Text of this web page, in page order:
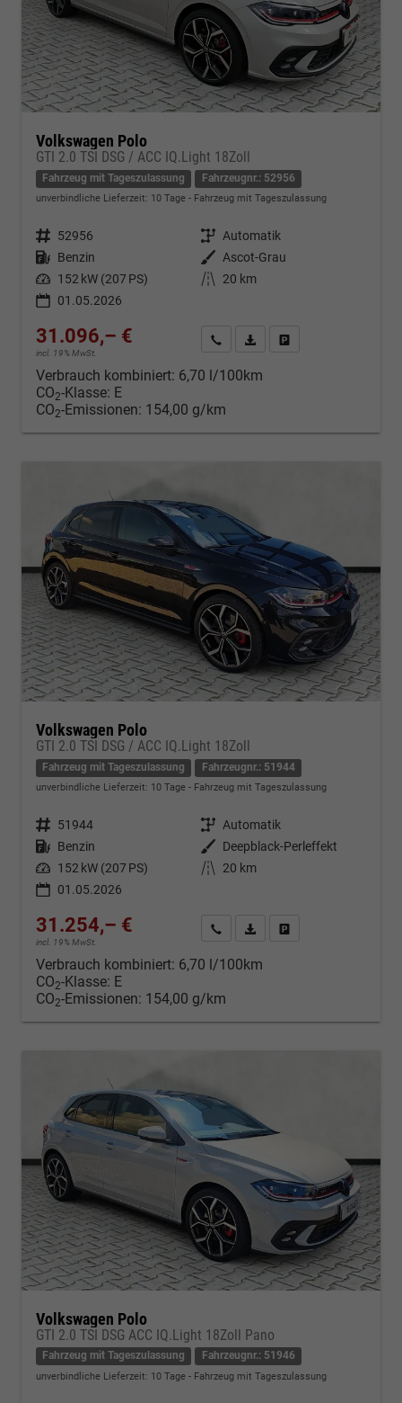
Volkswagen Polo
GTI 2.0 TSI DSG / ACC IQ.Light 18Zoll
Fahrzeug mit Tageszulassung Fahrzeugnr.: 52956
unverbindliche Lieferzeit: 10 Tage Fahrzeug mit Tageszulassung
Fahrzeugnr. 52956 Getriebe Automatik
Kraftstoff Benzin Außenfarbe Ascot-Grau
Leistung 152 kW (207 PS) Kilometerstand
20 km
01.05.2026
31.096,– €
incl. 19% MwSt.
Kontakt & Angebot anfordern
PDF-Datei, Fahrzeugexposé
Verbrauch kombiniert: 6,70 l/100km
CO2-Klasse: E
CO2-Emissionen: 154,00 g/km
Volkswagen Polo
GTI 2.0 TSI DSG / ACC IQ.Light 18Zoll
Fahrzeug mit Tageszulassung Fahrzeugnr.: 51944
unverbindliche Lieferzeit: 10 Tage Fahrzeug mit Tageszulassung
Fahrzeugnr. 51944 Getriebe Automatik
Kraftstoff Benzin Außenfarbe
Deepblack-Perleffekt
Leistung 152 kW (207 PS) Kilometerstand
20 km
01.05.2026
31.254,– €
incl. 19% MwSt.
Kontakt & Angebot anfordern
PDF-Datei, Fahrzeugexposé
Verbrauch kombiniert: 6,70 l/100km
CO2-Klasse: E
CO2-Emissionen: 154,00 g/km
Volkswagen Polo
GTI 2.0 TSI DSG ACC IQ.Light 18Zoll Pano
Fahrzeug mit Tageszulassung Fahrzeugnr.: 51946
unverbindliche Lieferzeit: 10 Tage Fahrzeug mit Tageszulassung